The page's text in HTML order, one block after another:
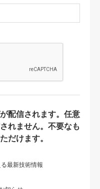
配信されます。任意
れません。不要なも
だけます。
最新技術情報